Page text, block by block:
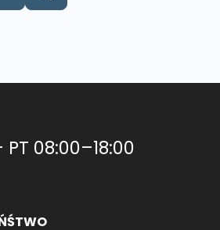
PT 08:00–18:00